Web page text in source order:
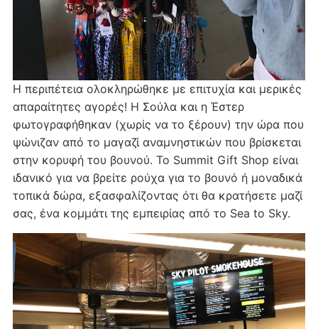
Η περιπέτεια ολοκληρώθηκε με επιτυχία και μερικές
απαραίτητες αγορές! Η Σούλα και η Έστερ
φωτογραφήθηκαν (χωρίς να το ξέρουν) την ώρα που
ψώνιζαν από το μαγαζί αναμνηστικών που βρίσκεται
στην κορυφή του βουνού. Το Summit Gift Shop είναι
ιδανικό για να βρείτε ρούχα για το βουνό ή μοναδικά
τοπικά δώρα, εξασφαλίζοντας ότι θα κρατήσετε μαζί
σας, ένα κομμάτι της εμπειρίας από το Sea to Sky.